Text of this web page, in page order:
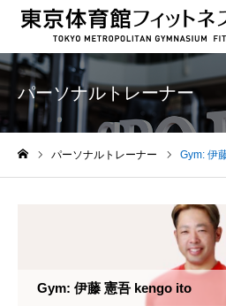
パーソナルトレーナー
パーソナルトレーナー Gym: 伊
Gym: 伊藤 憲吾 kengo ito